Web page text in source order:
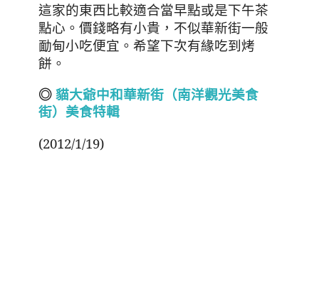
這家的東西比較適合當早點或是下午茶
點心 。價錢略有小貴，不似華新街一般
勔甸小吃便宜。希望下次有緣吃到烤
餅。
◎ 貓大爺中和華新街（南洋觀光美食
街）美食特輯
(2012/1/19)